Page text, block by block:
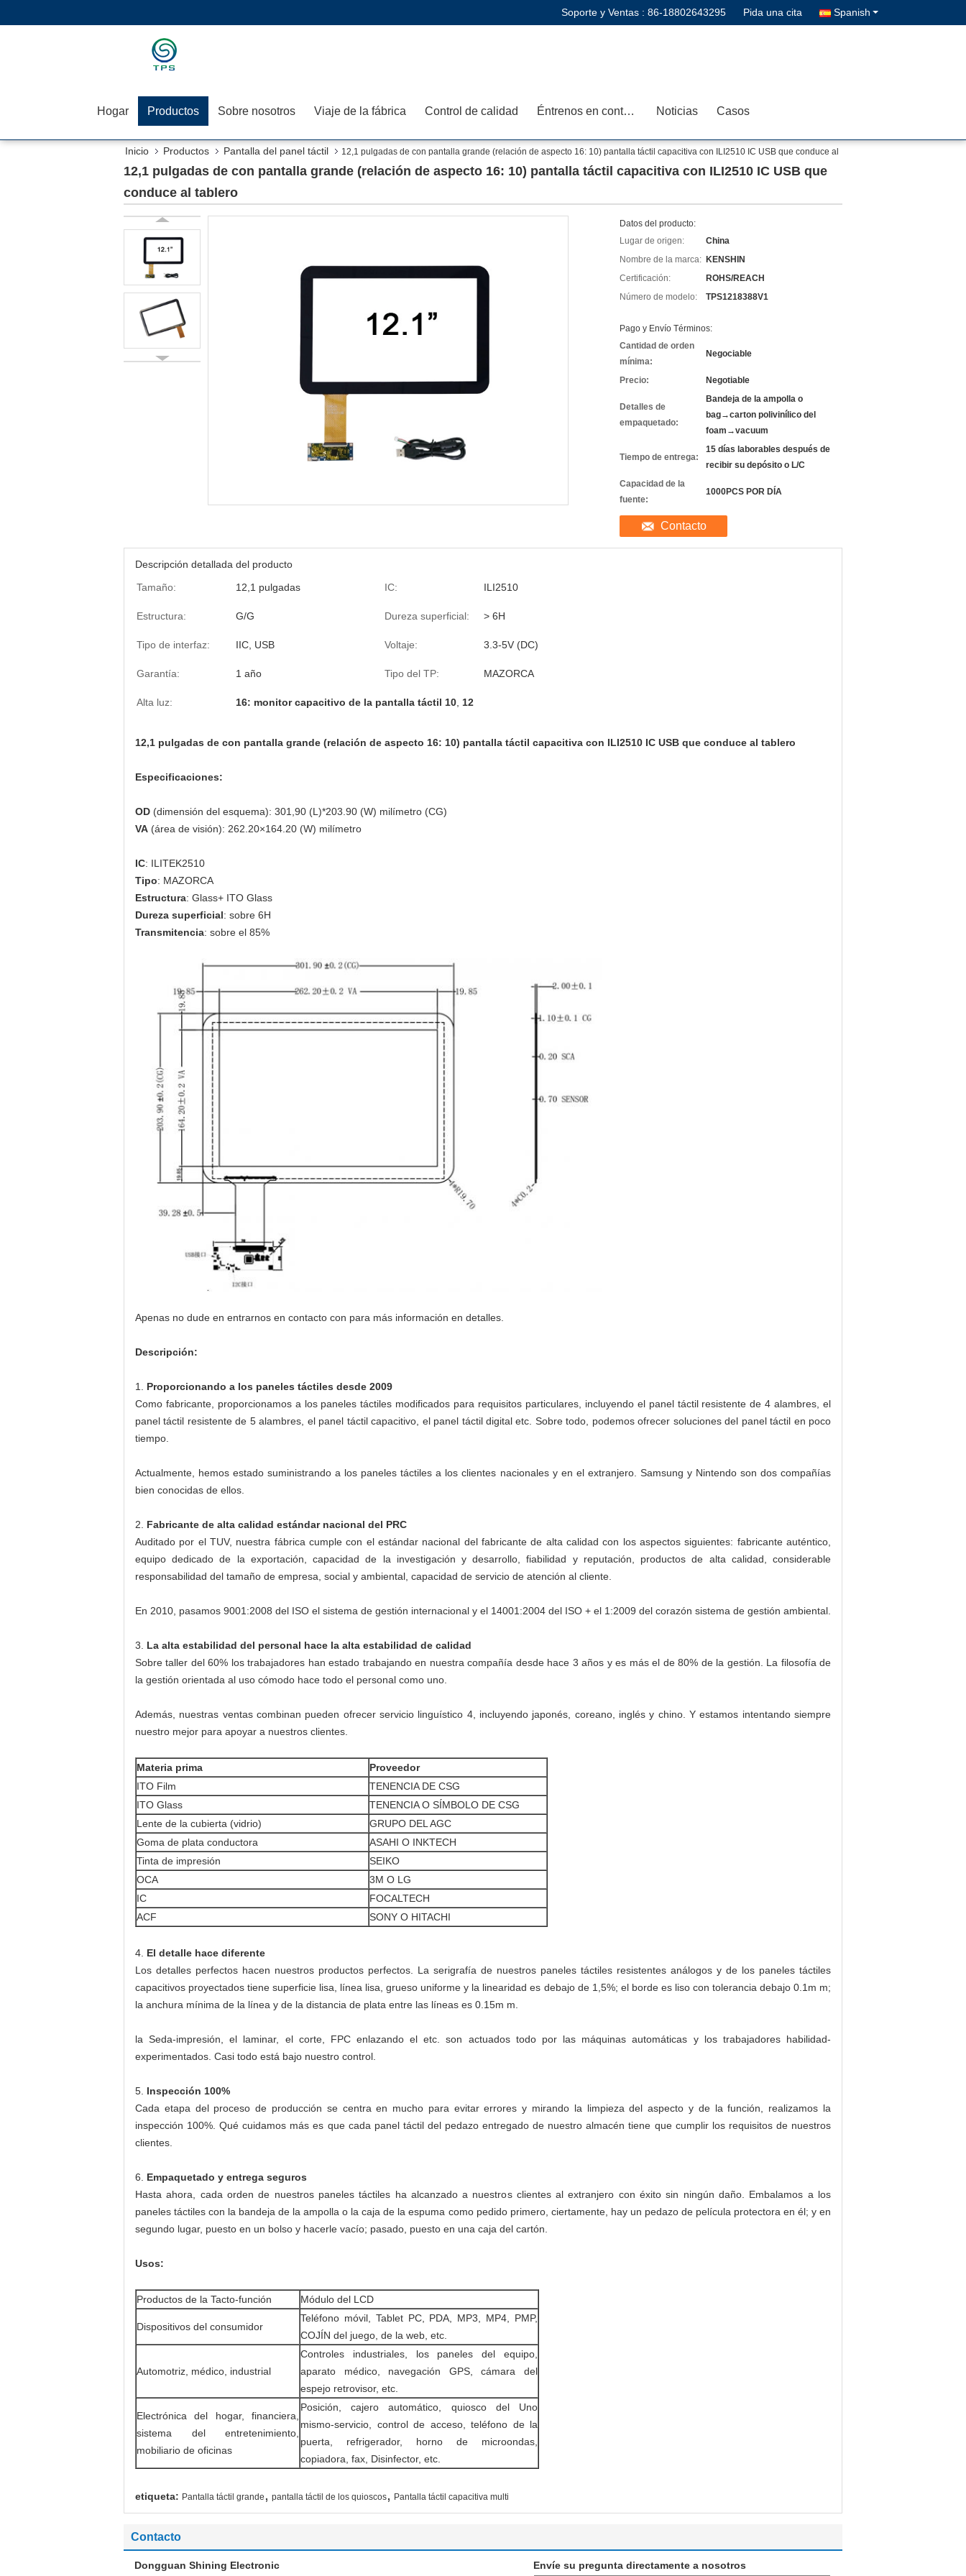
Soporte y Ventas : 86-18802643295 Pida una cita Spanish
Hogar Productos Sobre nosotros Viaje de la fábrica Control de calidad Éntrenos en contacto con Noticias Casos
Inicio Productos Pantalla del panel táctil
12,1 pulgadas de con pantalla grande (relación de aspecto 16: 10) pantalla táctil capacitiva con ILI2510 IC USB que conduce al
tablero
12,1 pulgadas de con pantalla grande (relación de aspecto 16: 10) pantalla táctil capacitiva con ILI2510 IC USB que
conduce al tablero
Datos del producto:
Lugar de origen:
China
Nombre de la marca: KENSHIN
Certificación:
ROHS/REACH
Número de modelo:
TPS1218388V1
Pago y Envío Términos:
Cantidad de orden
mínima:
Negociable
Precio: Negotiable
Detalles de
empaquetado:
Bandeja de la ampolla o
bag→carton polivinílico del
foam→vacuum
Tiempo de entrega:
15 días laborables después de
recibir su depósito o L/C
Capacidad de la
fuente:
1000PCS POR DÍA
Contacto
Descripción detallada del producto
Tamaño:
12,1 pulgadas IC: ILI2510
Estructura: G/G Dureza superficial: > 6H
Tipo de interfaz: IIC, USB Voltaje: 3.3-5V (DC)
Garantía: 1 año Tipo del TP: MAZORCA
Alta luz: 16: monitor capacitivo de la pantalla táctil 10 12
12,1 pulgadas de con pantalla grande (relación de aspecto 16: 10) pantalla táctil capacitiva con ILI2510 IC USB que conduce al tablero
Especificaciones:
OD (dimensión del esquema): 301,90 (L)*203.90 (W) milímetro (CG)
VA (área de visión): 262.20×164.20 (W) milímetro
IC: ILITEK2510
Tipo: MAZORCA
Estructura: Glass+ ITO Glass
Dureza superficial: sobre 6H
Transmitencia: sobre el 85%
Apenas no dude en entrarnos en contacto con para más información en detalles.
Descripción:
1. Proporcionando a los paneles táctiles desde 2009
Como fabricante, proporcionamos a los paneles táctiles modificados para requisitos particulares, incluyendo el panel táctil resistente de 4 alambres, el
panel táctil resistente de 5 alambres, el panel táctil capacitivo, el panel táctil digital etc. Sobre todo, podemos ofrecer soluciones del panel táctil en poco
tiempo.
Actualmente, hemos estado suministrando a los paneles táctiles a los clientes nacionales y en el extranjero. Samsung y Nintendo son dos compañías
bien conocidas de ellos.
2. Fabricante de alta calidad estándar nacional del PRC
Auditado por el TUV, nuestra fábrica cumple con el estándar nacional del fabricante de alta calidad con los aspectos siguientes: fabricante auténtico,
equipo dedicado de la exportación, capacidad de la investigación y desarrollo, fiabilidad y reputación, productos de alta calidad, considerable
responsabilidad del tamaño de empresa, social y ambiental, capacidad de servicio de atención al cliente.
En 2010, pasamos 9001:2008 del ISO el sistema de gestión internacional y el 14001:2004 del ISO + el 1:2009 del corazón sistema de gestión ambiental.
3. La alta estabilidad del personal hace la alta estabilidad de calidad
Sobre taller del 60% los trabajadores han estado trabajando en nuestra compañía desde hace 3 años y es más el de 80% de la gestión. La filosofía de
la gestión orientada al uso cómodo hace todo el personal como uno.
Además, nuestras ventas combinan pueden ofrecer servicio linguístico 4, incluyendo japonés, coreano, inglés y chino. Y estamos intentando siempre
nuestro mejor para apoyar a nuestros clientes.
Materia prima
Proveedor
ITO Film
TENENCIA DE CSG
ITO Glass
TENENCIA O SÍMBOLO DE CSG
Lente de la cubierta (vidrio)
GRUPO DEL AGC
Goma de plata conductora
ASAHI O INKTECH
Tinta de impresión
SEIKO
OCA
3M O LG
IC
FOCALTECH
ACF
SONY O HITACHI
4. El detalle hace diferente
Los detalles perfectos hacen nuestros productos perfectos. La serigrafía de nuestros paneles táctiles resistentes análogos y de los paneles táctiles
capacitivos proyectados tiene superficie lisa, línea lisa, grueso uniforme y la linearidad es debajo de 1,5%; el borde es liso con tolerancia debajo 0.1m m;
la anchura mínima de la línea y de la distancia de plata entre las líneas es 0.15m m.
la Seda-impresión, el laminar, el corte, FPC enlazando el etc. son actuados todo por las máquinas automáticas y los trabajadores habilidad-
experimentados. Casi todo está bajo nuestro control.
5. Inspección 100%
Cada etapa del proceso de producción se centra en mucho para evitar errores y mirando la limpieza del aspecto y de la función, realizamos la
inspección 100%. Qué cuidamos más es que cada panel táctil del pedazo entregado de nuestro almacén tiene que cumplir los requisitos de nuestros
clientes.
6. Empaquetado y entrega seguros
Hasta ahora, cada orden de nuestros paneles táctiles ha alcanzado a nuestros clientes al extranjero con éxito sin ningún daño. Embalamos a los
paneles táctiles con la bandeja de la ampolla o la caja de la espuma como pedido primero, ciertamente, hay un pedazo de película protectora en él; y en
segundo lugar, puesto en un bolso y hacerle vacío; pasado, puesto en una caja del cartón.
Usos:
Productos de la Tacto-función Módulo del LCD
Dispositivos del consumidor
Teléfono móvil, Tablet PC, PDA, MP3, MP4, PMP,
COJÍN del juego, de la web, etc.
Automotriz, médico, industrial
Controles industriales, los paneles del equipo,
aparato médico, navegación GPS, cámara del
espejo retrovisor, etc.
Electrónica del hogar, financiera,
sistema del entretenimiento,
mobiliario de oficinas
Posición, cajero automático, quiosco del Uno
mismo-servicio, control de acceso, teléfono de la
puerta, refrigerador, horno de microondas,
copiadora, fax, Disinfector, etc.
etiqueta: Pantalla táctil grande , pantalla táctil de los quioscos, Pantalla táctil capacitiva multi
Contacto
Dongguan Shining Electronic
Envíe su pregunta directamente a nosotros